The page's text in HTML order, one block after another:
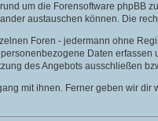
um die Forensoftware phpBB
austauschen können. Die
Foren - jedermann ohne
Daten
des Angebots ausschließen
mit ihnen. Ferner geben wir